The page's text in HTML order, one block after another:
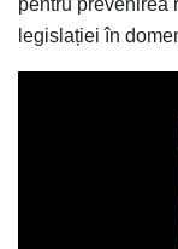
legislației în